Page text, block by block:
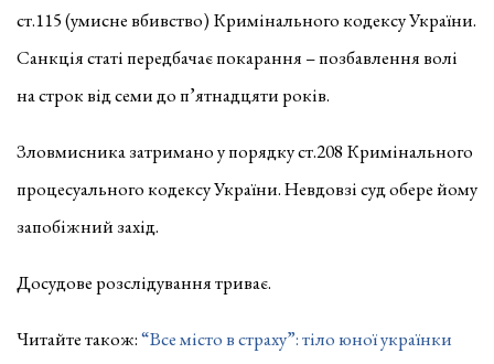
ст.115 (умисне вбивство) Кримінального кодексу України.
Санкція статі передбачає покарання – позбавлення волі
на строк від семи до п’ятнадцяти років.
Зловмисника затримано у порядку ст.208 Кримінального
процесуального кодексу України. Невдовзі суд обере йому
запобіжний захід.
Досудове розслідування триває.
Читайте також:“Все місто в страху”: тіло юної українки